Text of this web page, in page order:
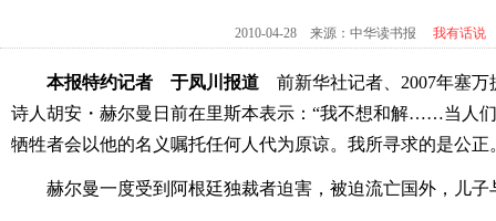
2010-04-28 来源：中华读书报 我有话说
本报特约记者 于凤川报道 前新华社记者、2007年塞万
诗人胡安・赫尔曼日前在里斯本表示：“我不想和解……当人
牺牲者会以他的名义嘱托任何人代为原谅。我所寻求的是公正
赫尔曼一度受到阿根廷独裁者迫害，被迫流亡国外，儿子